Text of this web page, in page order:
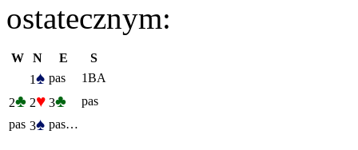
ostatecznym:
W N E
S
1♠ pas
1BA
2♣ 2♥ 3♣
pas
pas 3♠ pas…